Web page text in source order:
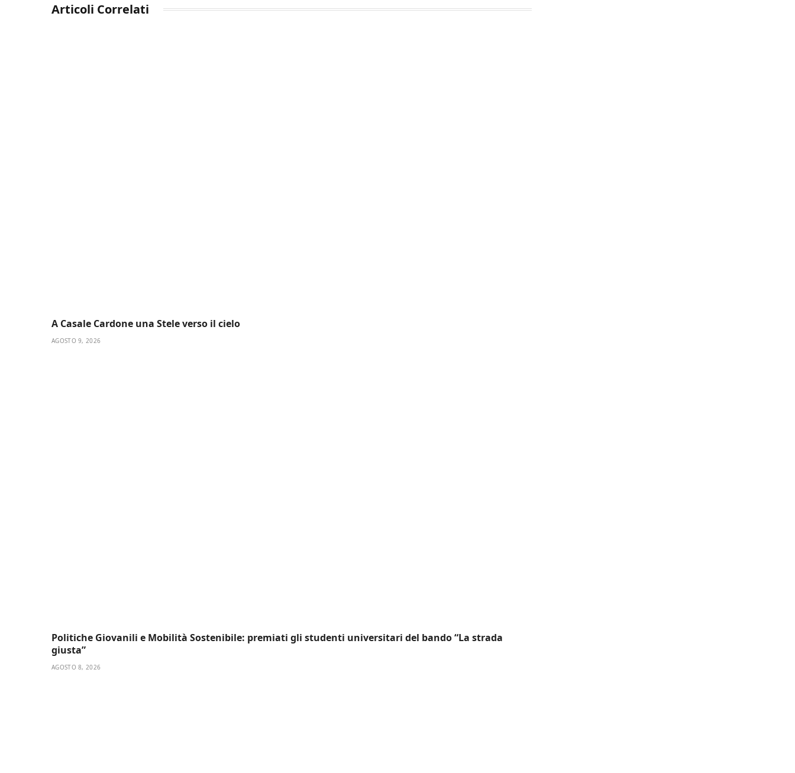
Articoli Correlati
A Casale Cardone una Stele verso il cielo
AGOSTO 9, 2026
Politiche Giovanili e Mobilità Sostenibile: premiati gli studenti universitari del bando “La strada
giusta”
AGOSTO 8, 2026